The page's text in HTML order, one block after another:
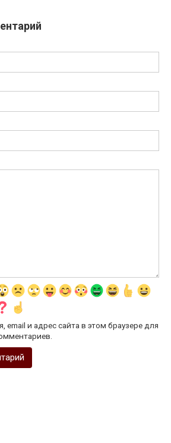
email и адрес сайта в этом браузере для